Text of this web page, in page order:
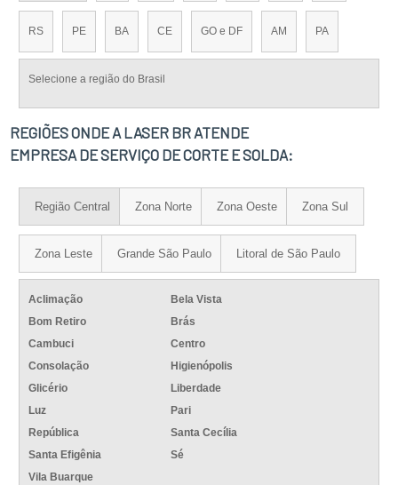
RS PE BA CE GO e DF AM PA
Selecione a região do Brasil
REGIÕES ONDE A LASER BR ATENDE
EMPRESA DE SERVIÇO DE CORTE E SOLDA:
Região Central Zona Norte Zona Oeste Zona Sul
Zona Leste Grande São Paulo Litoral de São Paulo
Aclimação
Bela Vista
Bom Retiro
Brás
Cambuci
Centro
Consolação
Higienópolis
Glicério
Liberdade
Luz
Pari
República
Santa Cecília
Santa Efigênia
Sé
Vila Buarque